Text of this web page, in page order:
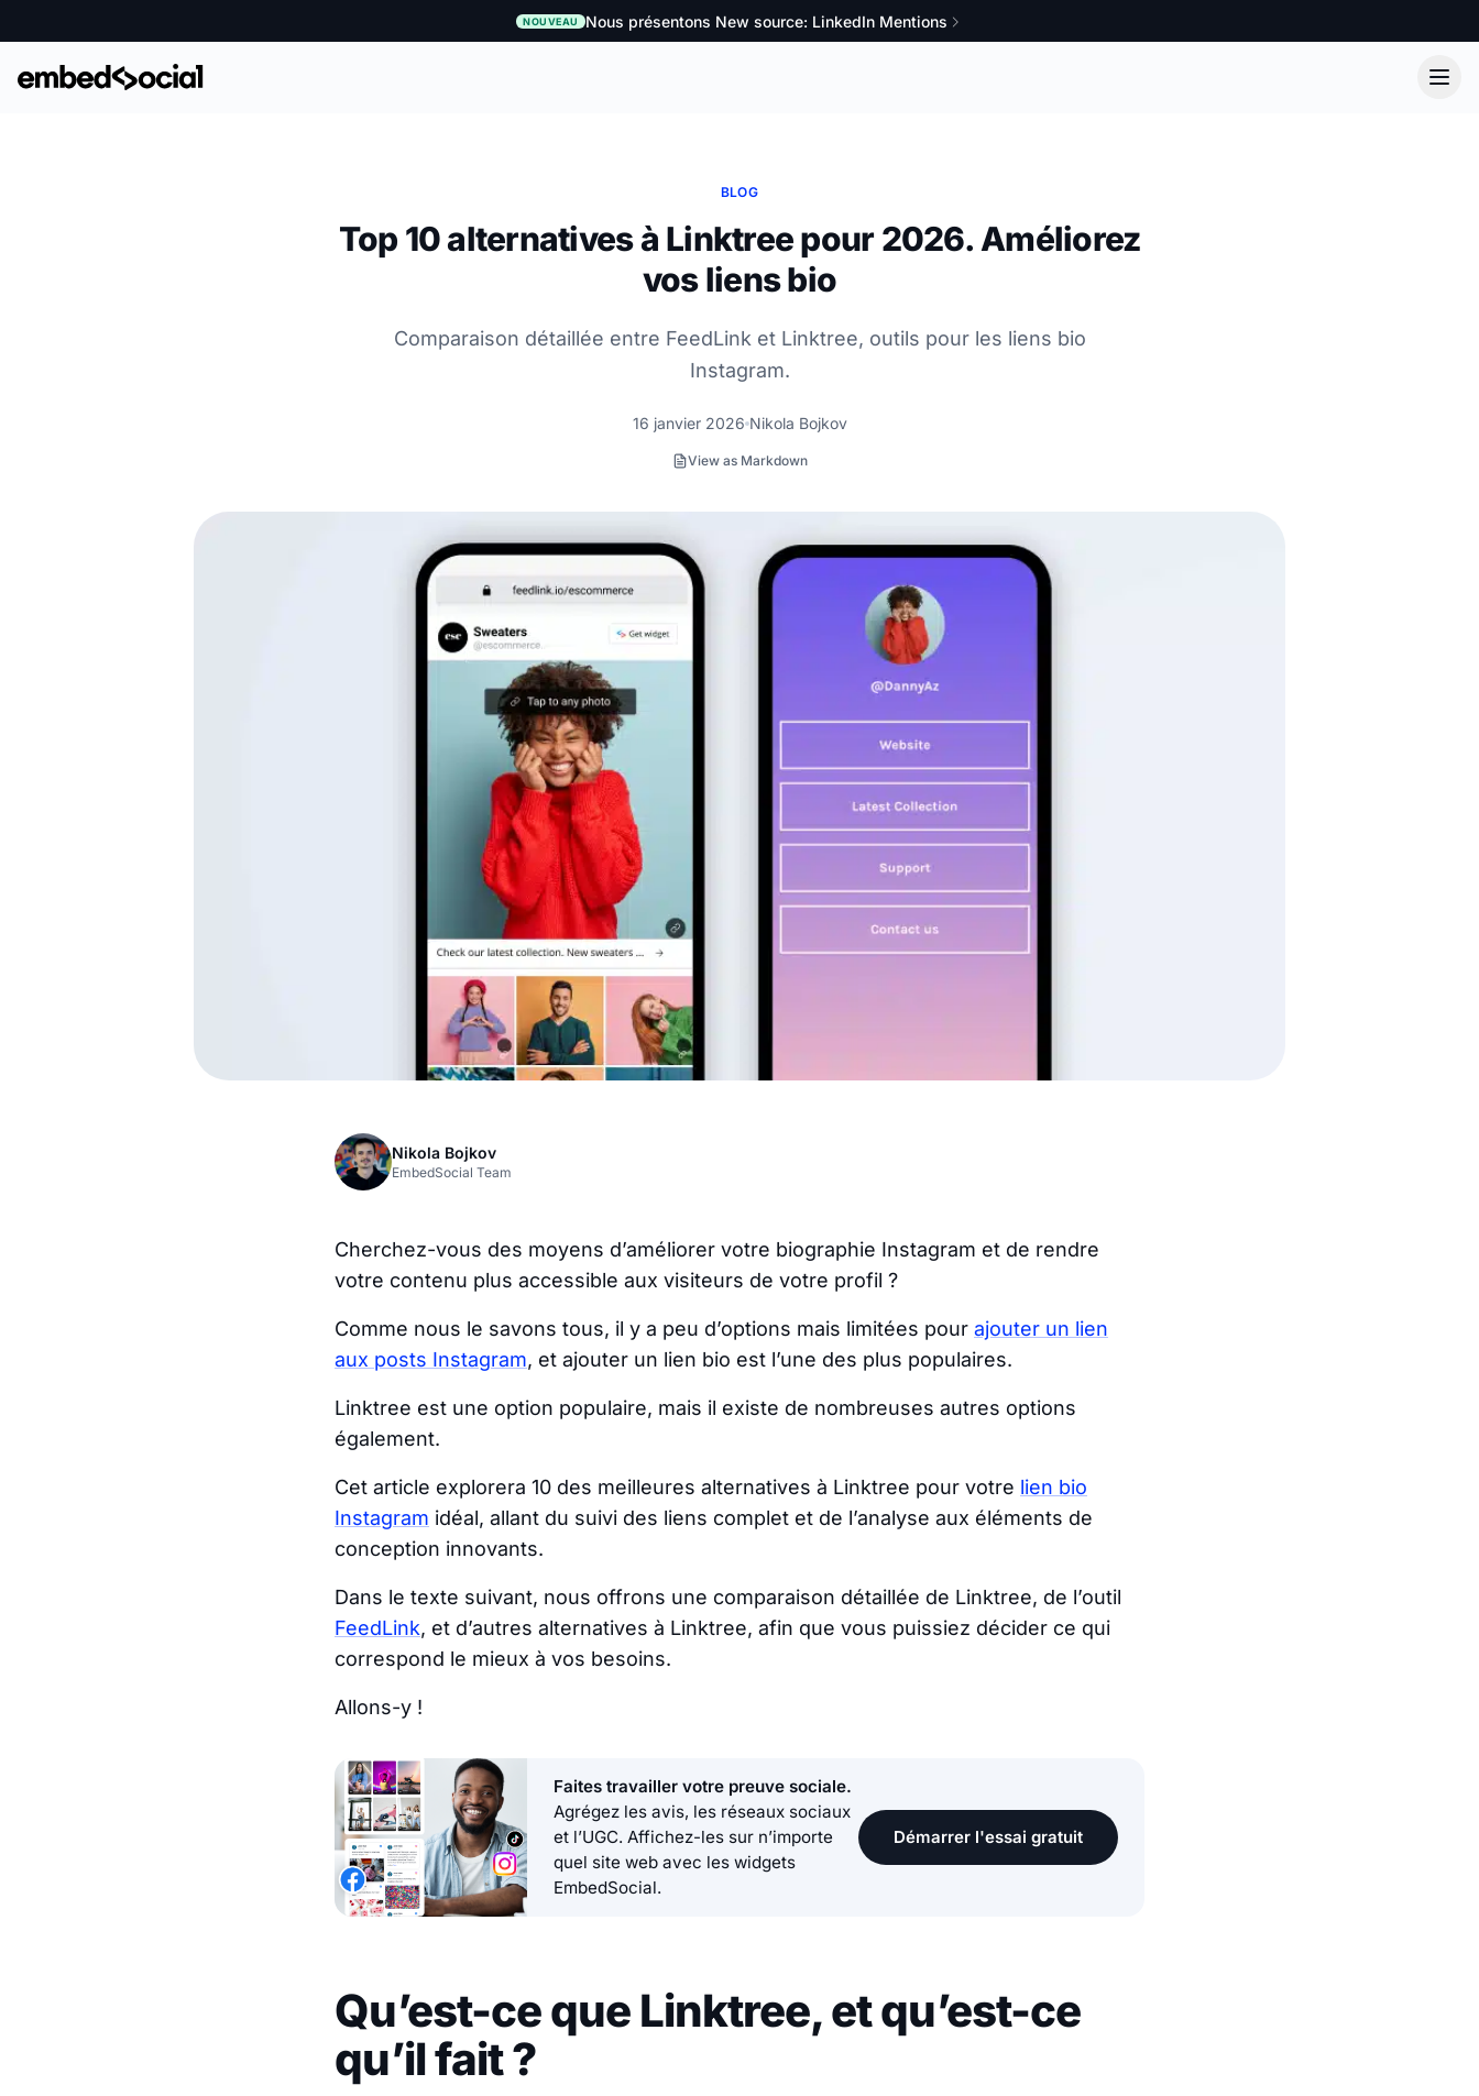
NOUVEAU Nous présentons New source: LinkedIn Mentions
BLOG
Top 10 alternatives à Linktree pour 2026. Améliorez
vos liens bio
Comparaison détaillée entre FeedLink et Linktree, outils pour les liens bio
Instagram.
16 janvier 2026 Nikola Bojkov
View as Markdown
Nikola Bojkov
EmbedSocial Team
Cherchez-vous des moyens d’améliorer votre biographie Instagram et de rendre
votre contenu plus accessible aux visiteurs de votre profil ?
Comme nous le savons tous, il y a peu d’options mais limitées pour ajouter un lien
aux posts Instagram, et ajouter un lien bio est l’une des plus populaires.
Linktree est une option populaire, mais il existe de nombreuses autres options
également.
Cet article explorera 10 des meilleures alternatives à Linktree pour votre lien bio
Instagram idéal, allant du suivi des liens complet et de l’analyse aux éléments de
conception innovants.
Dans le texte suivant, nous offrons une comparaison détaillée de Linktree, de l’outil
FeedLink, et d’autres alternatives à Linktree, afin que vous puissiez décider ce qui
correspond le mieux à vos besoins.
Allons-y !
Faites travailler votre preuve sociale.
Agrégez les avis, les réseaux sociaux
et l’UGC. Affichez-les sur n’importe
quel site web avec les widgets
EmbedSocial.
Démarrer l'essai gratuit
Qu’est-ce que Linktree, et qu’est-ce
qu’il fait ?